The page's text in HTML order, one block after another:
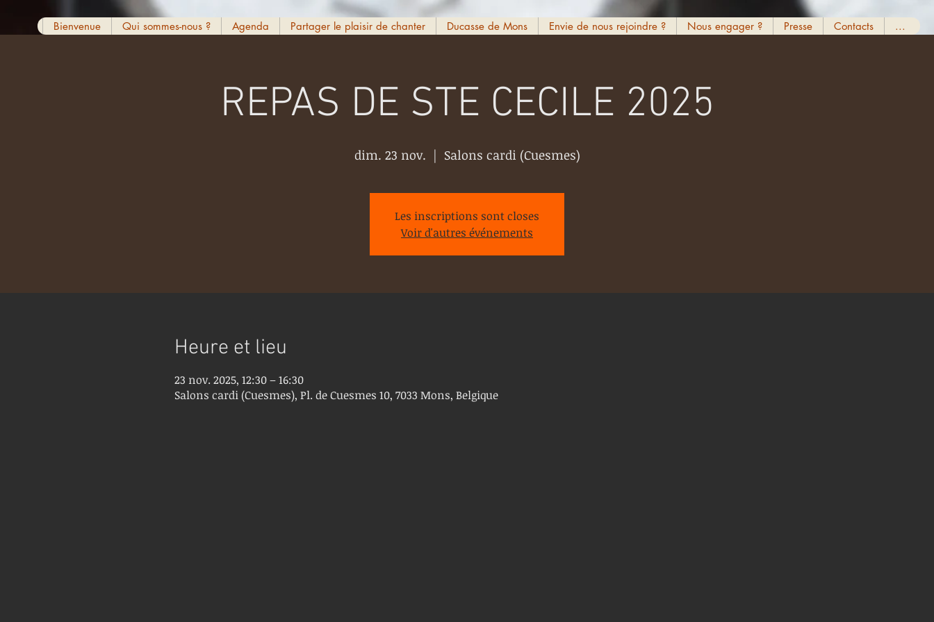
Bienvenue Qui sommes-nous ? Agenda Partager le plaisir de chanter Ducasse de Mons Envie de nous rejoindre ? Nous engager ? Presse Contacts ...
REPAS DE STE CECILE 2025
dim. 23 nov.
  |
Salons cardi (Cuesmes)
Les inscriptions sont closes
Voir d'autres événements
Heure et lieu
23 nov. 2025, 12:30 – 16:30
Salons cardi (Cuesmes), Pl. de Cuesmes 10, 7033 Mons, Belgique